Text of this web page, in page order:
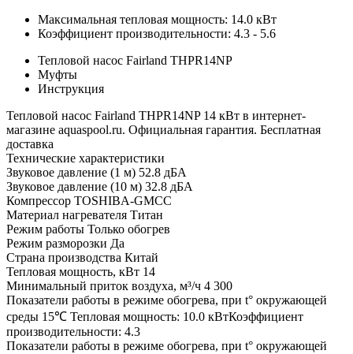
Максимальная тепловая мощность: 14.0 кВт
Коэффициент производительности: 4.3 - 5.6
Тепловой насос Fairland THPR14NP
Муфты
Инструкция
Тепловой насос Fairland THPR14NP 14 кВт в интернет-
магазине aquaspool.ru. Официальная гарантия. Бесплатная
доставка
Технические характеристики
Звуковое давление (1 м) 52.8 дБА
Звуковое давление (10 м) 32.8 дБА
Компрессор TOSHIBA-GMCC
Материал нагревателя Титан
Режим работы Только обогрев
Режим разморозки Да
Страна производства Китай
Тепловая мощность, кВт 14
Минимальный приток воздуха, м³/ч 4 300
Показатели работы в режиме обогрева, при t° окружающей
среды 15℃ Тепловая мощность: 10.0 кВтКоэффициент
производительности: 4.3
Показатели работы в режиме обогрева, при t° окружающей